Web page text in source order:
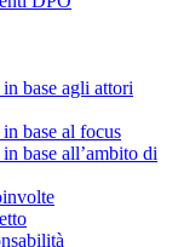
base agli attori
base al focus
base all’ambito di